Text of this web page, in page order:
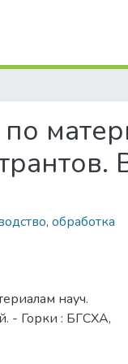
, обработка
науч.
- Горки : БГСХА,